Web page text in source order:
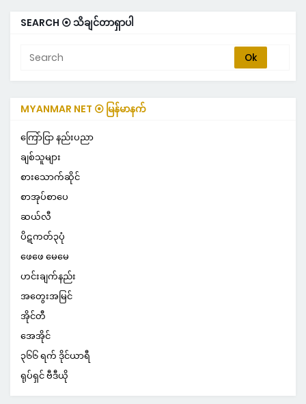
SEARCH ⦿ သိချင်တာရှာပါ
MYANMAR NET ⦿ မြန်မာနက်
ကြော်ငြာ နည်းပညာ
ချစ်သူများ
စားသောက်ဆိုင်
စာအုပ်စာပေ
ဆယ်လီ
ပိဋကတ်၃ပုံ
ဖေဖေ မေမေ
ဟင်းချက်နည်း
အတွေးအမြင်
အိုင်တီ
အေအိုင်
၃၆၆ ရက် ဒိုင်ယာရီ
ရုပ်ရှင် ဗီဒီယို